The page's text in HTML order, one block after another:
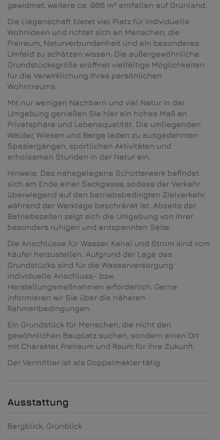
gewidmet, weitere ca. 966 m² entfallen auf Grünland.
Die Liegenschaft bietet viel Platz für individuelle
Wohnideen und richtet sich an Menschen, die
Freiraum, Naturverbundenheit und ein besonderes
Umfeld zu schätzen wissen. Die außergewöhnliche
Grundstücksgröße eröffnet vielfältige Möglichkeiten
für die Verwirklichung Ihres persönlichen
Wohntraums.
Mit nur wenigen Nachbarn und viel Natur in der
Umgebung genießen Sie hier ein hohes Maß an
Privatsphäre und Lebensqualität. Die umliegenden
Wälder, Wiesen und Berge laden zu ausgedehnten
Spaziergängen, sportlichen Aktivitäten und
erholsamen Stunden in der Natur ein.
Hinweis: Das nahegelegene Schotterwerk befindet
sich am Ende einer Sackgasse, sodass der Verkehr
überwiegend auf den betriebsbedingten Zielverkehr
während der Werktage beschränkt ist. Abseits der
Betriebszeiten zeigt sich die Umgebung von ihrer
besonders ruhigen und entspannten Seite.
Die Anschlüsse für Wasser, Kanal und Strom sind vom
Käufer herzustellen. Aufgrund der Lage des
Grundstücks sind für die Wasserversorgung
individuelle Anschluss- bzw.
Herstellungsmaßnahmen erforderlich. Gerne
informieren wir Sie über die näheren
Rahmenbedingungen.
Ein Grundstück für Menschen, die nicht den
gewöhnlichen Bauplatz suchen, sondern einen Ort
mit Charakter, Freiraum und Raum für ihre Zukunft.
Der Vermittler ist als Doppelmakler tätig.
Ausstattung
Bergblick Grünblick